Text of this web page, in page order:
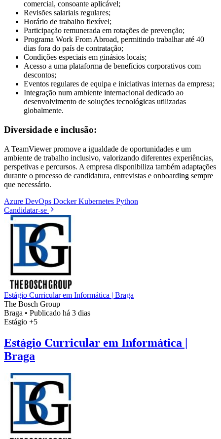
comercial, consoante aplicável;
Revisões salariais regulares;
Horário de trabalho flexível;
Participação remunerada em rotações de prevenção;
Programa Work From Abroad, permitindo trabalhar até 40
dias fora do país de contratação;
Condições especiais em ginásios locais;
Acesso a uma plataforma de benefícios corporativos com
descontos;
Eventos regulares de equipa e iniciativas internas da empresa;
Integração num ambiente internacional dedicado ao
desenvolvimento de soluções tecnológicas utilizadas
globalmente.
Diversidade e inclusão:
A TeamViewer promove a igualdade de oportunidades e um
ambiente de trabalho inclusivo, valorizando diferentes experiências,
perspetivas e percursos. A empresa disponibiliza também adaptações
durante o processo de candidatura, entrevistas e onboarding sempre
que necessário.
Azure DevOps DockerKubernetes Python
Candidatar-se
Estágio Curricular em Informática | Braga
The Bosch Group
Braga • Publicado há 3 dias
Estágio +5
Estágio Curricular em Informática |
Braga